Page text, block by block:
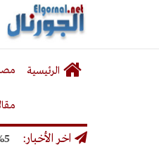
الجورنال
نت
الرئيسية
اخر الأخبار:
بنسبة 50% حال استمرار كورونا